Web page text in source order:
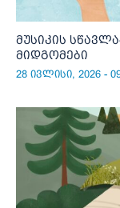
მუსიკის
მიდგომები
28 ივლისი, 2026 -